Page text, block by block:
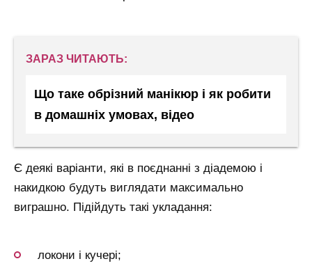
ЗАРАЗ ЧИТАЮТЬ:
Що таке обрізний манікюр і як робити
в домашніх умовах, відео
Є деякі варіанти, які в поєднанні з діадемою і
накидкою будуть виглядати максимально
виграшно. Підійдуть такі укладання:
локони і кучері;